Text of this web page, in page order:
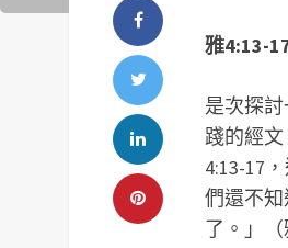
雅4:13-
是次探
踐的經
4:13-17
們還不
了。」（